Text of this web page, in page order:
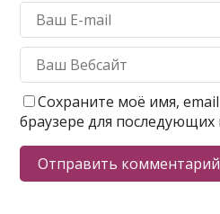
Сохраните моё имя,
браузере для